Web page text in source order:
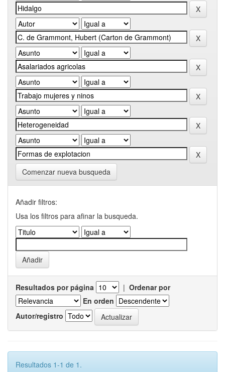
Comenzar nueva busqueda
Añadir filtros:
Usa los filtros para afinar la busqueda.
Resultados por página | Ordenar por
En orden
Autor/registro
Resultados 1-1 de 1.